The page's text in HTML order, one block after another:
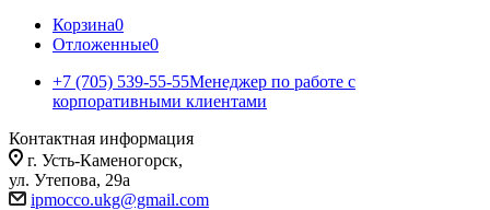
Корзина0
Отложенные0
+7 (705) 539-55-55Менеджер по работе с
корпоративными клиентами
Контактная информация
г. Усть-Каменогорск,
ул. Утепова, 29а
ipmocco.ukg@gmail.com